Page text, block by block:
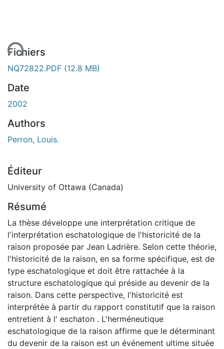
Fichiers
NQ72822.PDF (12.8 MB)
Date
2002
Authors
Perron, Louis.
Éditeur
University of Ottawa (Canada)
Résumé
La thèse développe une interprétation critique de
l'interprétation eschatologique de l'historicité de la
raison proposée par Jean Ladrière. Selon cette théorie,
l'historicité de la raison, en sa forme spécifique, est de
type eschatologique et doit être rattachée à la
structure eschatologique qui préside au devenir de la
raison. Dans cette perspective, l'historicité est
interprétée à partir du rapport constitutif que la raison
entretient à l' eschaton . L'herméneutique
eschatologique de la raison affirme que le déterminant
du devenir de la raison est un événement ultime située